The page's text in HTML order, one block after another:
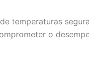
temperaturas
o